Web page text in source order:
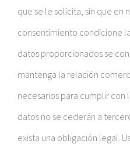
que se le solicita, sin que en
consentimiento condicione
datos proporcionados se
mantenga la relación
necesarios para cumplir con
datos no se cederán a
exista una obligación legal.